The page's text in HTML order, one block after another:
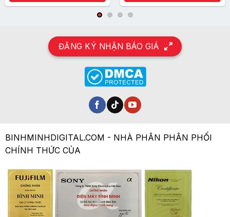
cung cấp khả năng điều khiển thuận tiện cho
Màn hình LCD 3.15 inch được trang bị phía
sau với khớp nối khác hẳn các loại màn hình
nghiêng lên/xuống. EOS R sử dụng màn hình
TFT LCD 3.15 inch có màn hình cảm ứng
cung cấp khoảng 2,1 triệu điểm phân giải và
cung cấp 100% phạm vi xem.
ĐĂNG KÝ NHẬN BÁO GIÁ
BINHMINHDIGITAL.COM - NHÀ PHÂN PHÂN PHỐI
CHÍNH THỨC CỦA